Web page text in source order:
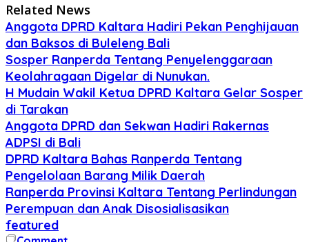
Related News
Anggota DPRD Kaltara Hadiri Pekan Penghijauan
dan Baksos di Buleleng Bali
Sosper Ranperda Tentang Penyelenggaraan
Keolahragaan Digelar di Nunukan.
H Mudain Wakil Ketua DPRD Kaltara Gelar Sosper
di Tarakan
Anggota DPRD dan Sekwan Hadiri Rakernas
ADPSI di Bali
DPRD Kaltara Bahas Ranperda Tentang
Pengelolaan Barang Milik Daerah
Ranperda Provinsi Kaltara Tentang Perlindungan
Perempuan dan Anak Disosialisasikan
featured